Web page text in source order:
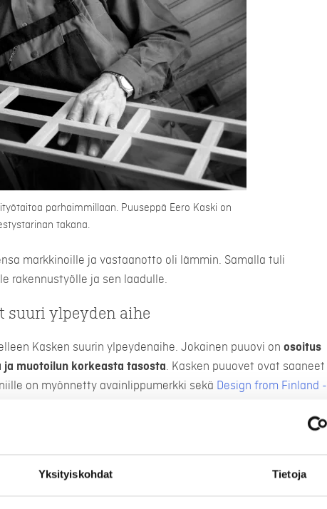
Yksityiskohdat Tietoja
parhaimmillaan. Puuseppä Eero Kaski on
takana.
markkinoille ja vastaanotto oli lämmin. Samalla tuli
rakennustyölle ja sen laadulle.
suuri ylpeyden aihe
Kasken suurin ylpeydenaihe. Jokainen puuovi on osoitus
muotoilun korkeasta tasosta. Kasken puuovet ovat saaneet
on myönnetty avainlippumerkki sekä Design from Finland -